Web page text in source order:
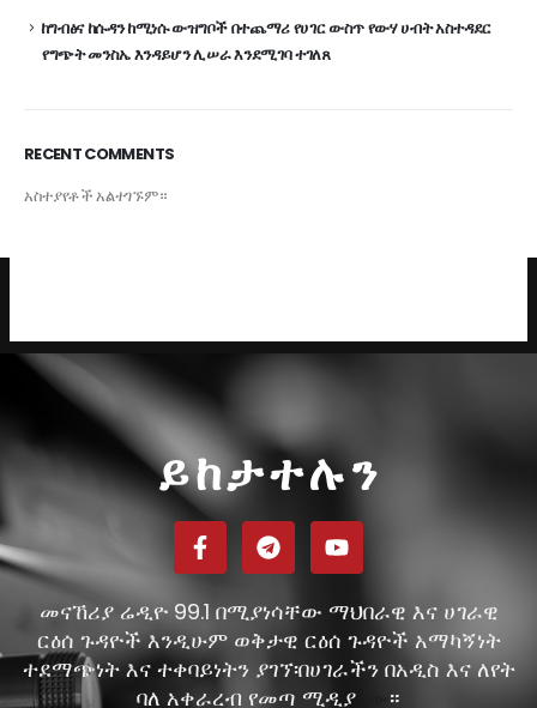
ከግብፅና ከሱዳን ከሚነሱ ውዝግቦች በተጨማሪ የሀገር ውስጥ የውሃ ሀብት አስተዳደር
የግጭት መንስኤ እንዳይሆን ሊሠራ እንደሚገባ ተገለጸ
RECENT COMMENTS
አስተያየቶች አልተገኙም።
ይከታተሉን
መናኸሪያ ሬዲዮ 99.1 በሚያነሳቸው ማህበራዊ እና ሀገራዊ
ርዕሰ ጉዳዮች እንዲሁም ወቅታዊ ርዕሰ ጉዳዮች አማካኝነት
ተደማጭነት እና ተቀባይነትን ያገኘ፡በሀገራችን በአዲስ እና ለየት
ባለ አቀራረብ የመጣ ሚዲያ
።